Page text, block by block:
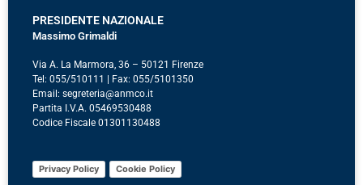
PRESIDENTE NAZIONALE
Massimo Grimaldi
Via A. La Marmora, 36 – 50121 Firenze
Tel: 055/510111 | Fax: 055/5101350
Email: segreteria@anmco.it
Partita I.V.A. 05469530488
Codice Fiscale 01301130488
Privacy Policy Cookie Policy